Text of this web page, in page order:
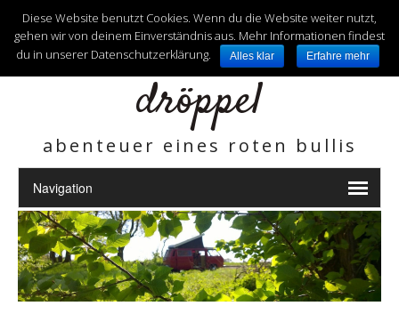
unterwegs mit
dröppel
abenteuer eines roten bullis
Diese Website benutzt Cookies. Wenn du die Website weiter nutzt,
gehen wir von deinem Einverständnis aus. Mehr Informationen findest
du in unserer Datenschutzerklärung.
Alles klar Erfahre mehr